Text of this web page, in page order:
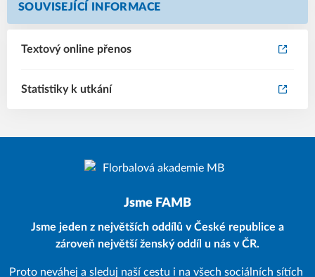
SOUVISEJÍCÍ INFORMACE
Textový online přenos
Statistiky k utkání
Jsme FAMB
Jsme jeden z největších oddílů v České republice a
zároveň největší ženský oddíl u nás v ČR.
Proto neváhej a sleduj naší cestu i na všech sociálních sítích